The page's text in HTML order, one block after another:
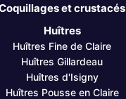
et crustacés
Huîtres
Huîtres Fine de Claire
Huîtres Gillardeau
Huîtres d'Isigny
Huîtres Pousse en Claire